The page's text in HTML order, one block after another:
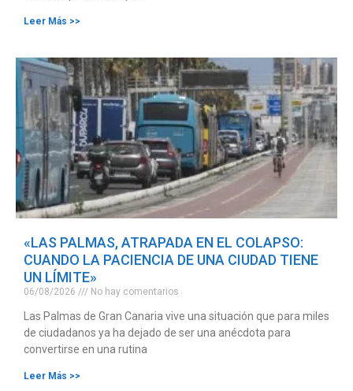
Leer Más >>
«LAS PALMAS, ATRAPADA EN EL COLAPSO:
CUANDO LA PACIENCIA DE UNA CIUDAD TIENE
UN LÍMITE»
06/08/2026 No hay comentarios
Las Palmas de Gran Canaria vive una situación que para miles
de ciudadanos ya ha dejado de ser una anécdota para
convertirse en una rutina
Leer Más >>